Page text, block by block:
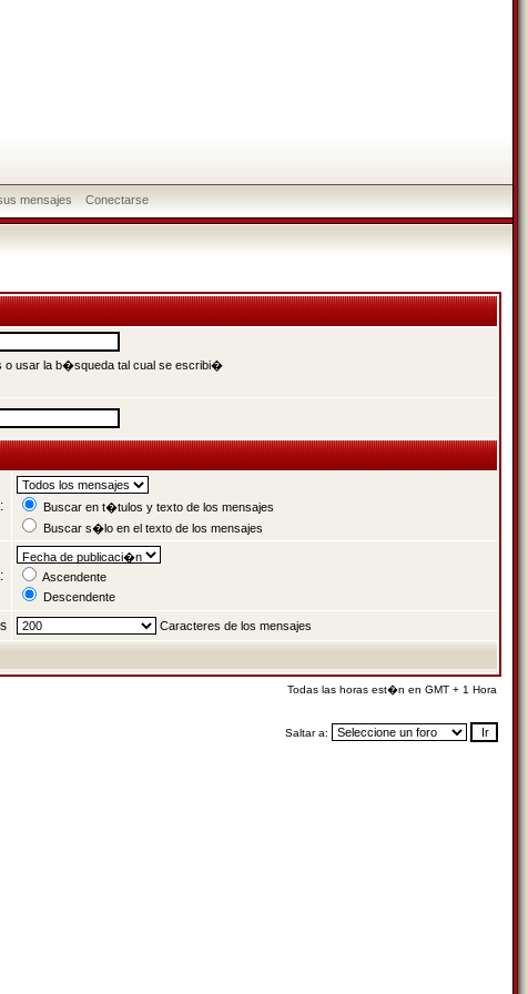
mensajes Conectarse
o usar la b�squeda tal cual se escribi�
Buscar en t�tulos y texto de los mensajes
Buscar s�lo en el texto de los mensajes
Ascendente
Descendente
Caracteres de los mensajes
Todas las horas est�n en GMT + 1 Hora
Saltar a: